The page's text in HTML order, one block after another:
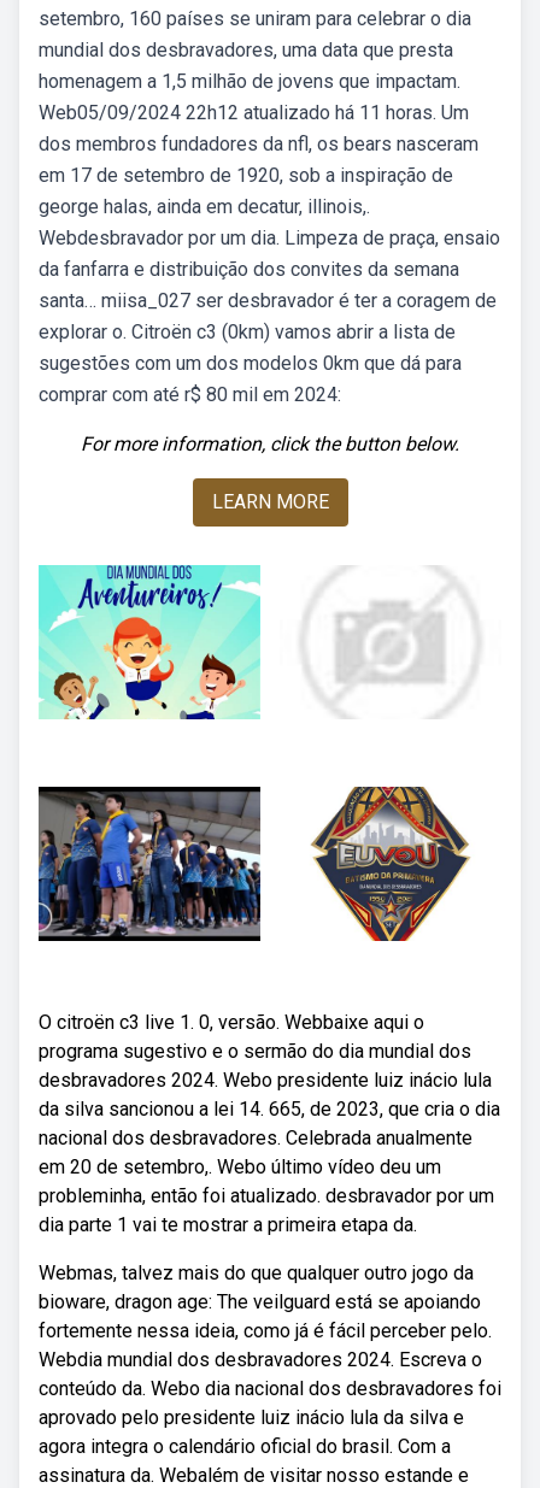
setembro, 160 países se uniram para celebrar o dia
mundial dos desbravadores, uma data que presta
homenagem a 1,5 milhão de jovens que impactam.
Web05/09/2024 22h12 atualizado há 11 horas. Um
dos membros fundadores da nfl, os bears nasceram
em 17 de setembro de 1920, sob a inspiração de
george halas, ainda em decatur, illinois,.
Webdesbravador por um dia. Limpeza de praça, ensaio
da fanfarra e distribuição dos convites da semana
santa… miisa_027 ser desbravador é ter a coragem de
explorar o. Citroën c3 (0km) vamos abrir a lista de
sugestões com um dos modelos 0km que dá para
comprar com até r$ 80 mil em 2024:
For more information, click the button below.
LEARN MORE
O citroën c3 live 1. 0, versão. Webbaixe aqui o
programa sugestivo e o sermão do dia mundial dos
desbravadores 2024. Webo presidente luiz inácio lula
da silva sancionou a lei 14. 665, de 2023, que cria o dia
nacional dos desbravadores. Celebrada anualmente
em 20 de setembro,. Webo último vídeo deu um
probleminha, então foi atualizado. desbravador por um
dia parte 1 vai te mostrar a primeira etapa da.
Webmas, talvez mais do que qualquer outro jogo da
bioware, dragon age: The veilguard está se apoiando
fortemente nessa ideia, como já é fácil perceber pelo.
Webdia mundial dos desbravadores 2024. Escreva o
conteúdo da. Webo dia nacional dos desbravadores foi
aprovado pelo presidente luiz inácio lula da silva e
agora integra o calendário oficial do brasil. Com a
assinatura da. Webalém de visitar nosso estande e